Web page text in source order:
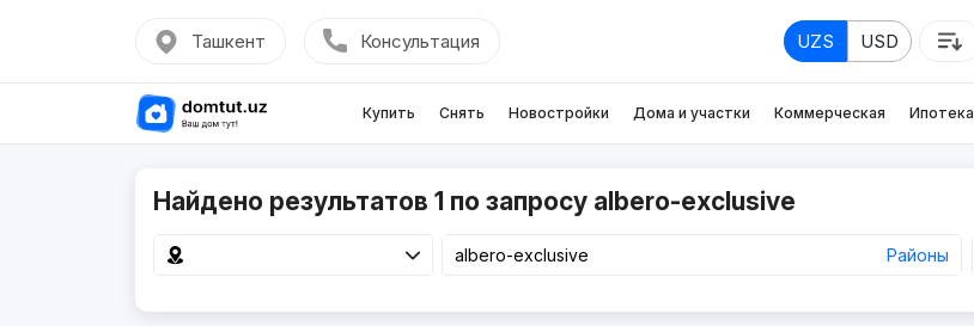
Ташкент Консультация UZS USD
Купить Снять Новостройки Дома и участки Коммерческая Ипотека
Найдено результатов 1 по запросу albero-exclusive
Районы